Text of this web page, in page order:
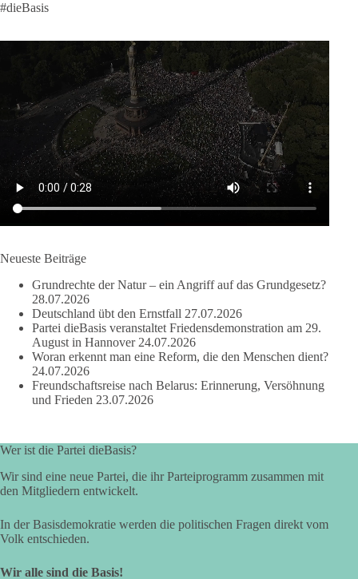
Wusstest du, dass ein guter Antrag nicht besser oder schlechter
wird, nur weil er von einer bestimmten Partei kommt?
Sachsen-Anhalt braucht Lösungen für Schule, Pflege,
Wirtschaft, Infrastruktur und die Kommunen. Diese Probleme
werden nicht kleiner, wenn im Landtag zuerst auf Parteifarbe
und erst danach auf den Inhalt geschaut wird.
🟩🟩🟦🟦🟥🟥🟧🟧
und den Menschen wirklich nützt.
wenn er Sachsen-Anhalt nicht weiterbringt.
💬 Was ist dir wichtiger: der Absender eines Antrags oder das
Ergebnis für Sachsen-Anhalt?
#dieBasis #sachsenanhalt
👉 Folgen:
24 6 2 Auf Facebook ansehen
2 Tage(n) zuvor
⚡ Vorsorge ist richtig. Aber Vorsorge ersetzt keine verlässliche
#dieBasis
Neueste Beiträge
Grundrechte der Natur – ein Angriff auf das Grundgesetz?
28.07.2026
Deutschland übt den Ernstfall 27.07.2026
Partei dieBasis veranstaltet Friedensdemonstration am 29.
August in Hannover 24.07.2026
Woran erkennt man eine Reform, die den Menschen dient?
24.07.2026
Freundschaftsreise nach Belarus: Erinnerung, Versöhnung
und Frieden 23.07.2026
Wer ist die Partei dieBasis?
Wir sind eine neue Partei, die ihr Parteiprogramm zusammen mit
den Mitgliedern entwickelt.
In der Basisdemokratie werden die politischen Fragen direkt vom
Volk entschieden.
Wir alle sind die Basis!